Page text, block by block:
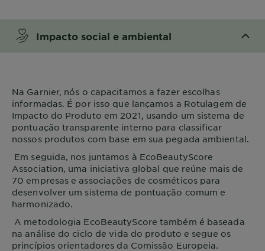
Impacto social e ambiental
Na Garnier, nós o capacitamos a fazer escolhas
informadas. É por isso que lançamos a Rotulagem de
Impacto do Produto em 2021, usando um sistema de
pontuação transparente interno para classificar
nossos produtos com base em sua pegada ambiental.
Em seguida, nos juntamos à EcoBeautyScore
Association, uma iniciativa global que reúne mais de
70 empresas e associações de cosméticos para
desenvolver um sistema de pontuação comum e
harmonizado.
A metodologia EcoBeautyScore também é baseada
na análise do ciclo de vida do produto e segue os
princípios orientadores da Comissão Europeia.